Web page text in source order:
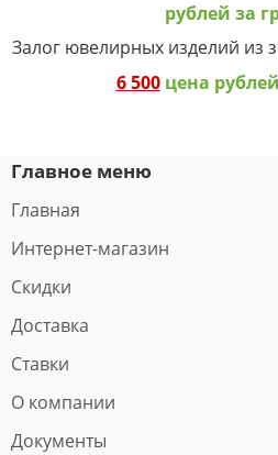
рублей за
Залог ювелирных изделий из
6 500цена
Главное меню
Главная
Интернет-магазин
Скидки
Доставка
Ставки
О компании
Документы